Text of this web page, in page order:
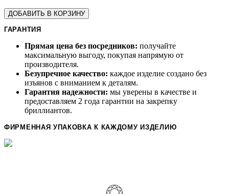
ДОБАВИТЬ В КОРЗИНУ
ГАРАНТИЯ
Прямая цена без посредников: получайте
максимальную выгоду, покупая напрямую от
производителя.
Безупречное качество: каждое изделие создано без
изъянов с вниманием к деталям.
Гарантия надежности: мы уверены в качестве и
предоставляем 2 года гарантии на закрепку
бриллиантов.
ФИРМЕННАЯ УПАКОВКА К КАЖДОМУ ИЗДЕЛИЮ